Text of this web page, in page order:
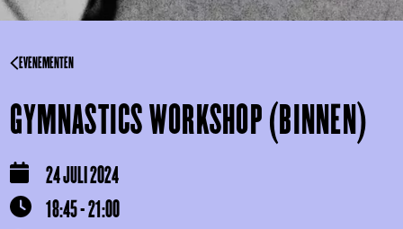
EVENEMENTEN
GYMNASTICS WORKSHOP (BINNEN)
24 JULI 2024
18:45 - 21:00